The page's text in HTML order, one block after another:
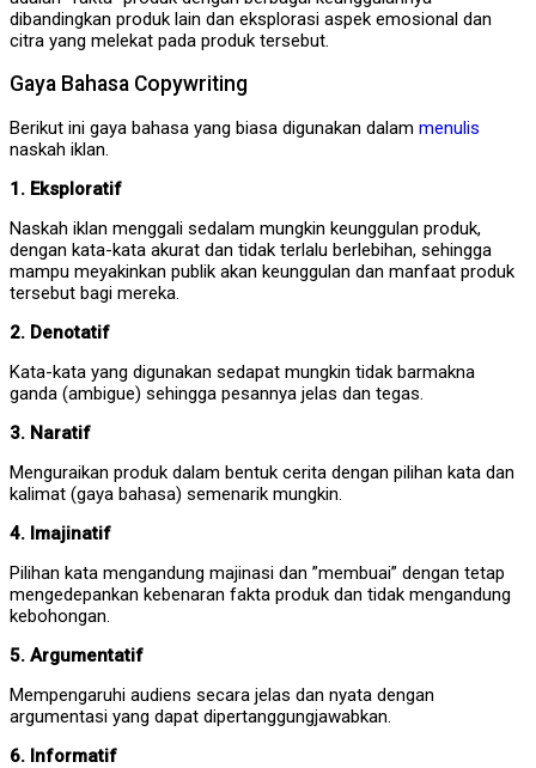
dibandingkan produk lain dan eksplorasi aspek emosional dan
citra yang melekat pada produk tersebut.
Gaya Bahasa Copywriting
Berikut ini gaya bahasa yang biasa digunakan dalam menulis
naskah iklan.
1. Eksploratif
Naskah iklan menggali sedalam mungkin keunggulan produk,
dengan kata-kata akurat dan tidak terlalu berlebihan, sehingga
mampu meyakinkan publik akan keunggulan dan manfaat produk
tersebut bagi mereka.
2. Denotatif
Kata-kata yang digunakan sedapat mungkin tidak barmakna
ganda (ambigue) sehingga pesannya jelas dan tegas.
3. Naratif
Menguraikan produk dalam bentuk cerita dengan pilihan kata dan
kalimat (gaya bahasa) semenarik mungkin.
4. Imajinatif
Pilihan kata mengandung majinasi dan ”membuai” dengan tetap
mengedepankan kebenaran fakta produk dan tidak mengandung
kebohongan.
5. Argumentatif
Mempengaruhi audiens secara jelas dan nyata dengan
argumentasi yang dapat dipertanggungjawabkan.
6. Informatif